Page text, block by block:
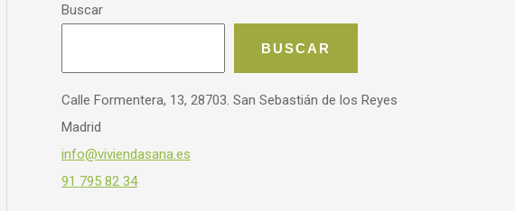
Buscar
BUSCAR
Calle Formentera, 13, 28703. San Sebastián de los Reyes
Madrid
info@viviendasana.es
91 795 82 34